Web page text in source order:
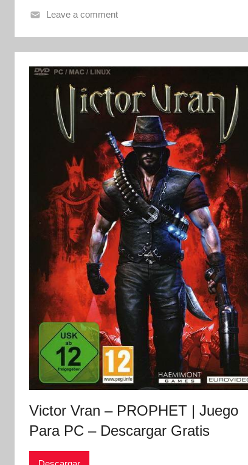
Leave a comment
Victor Vran – PROPHET | Juego
Para PC – Descargar Gratis